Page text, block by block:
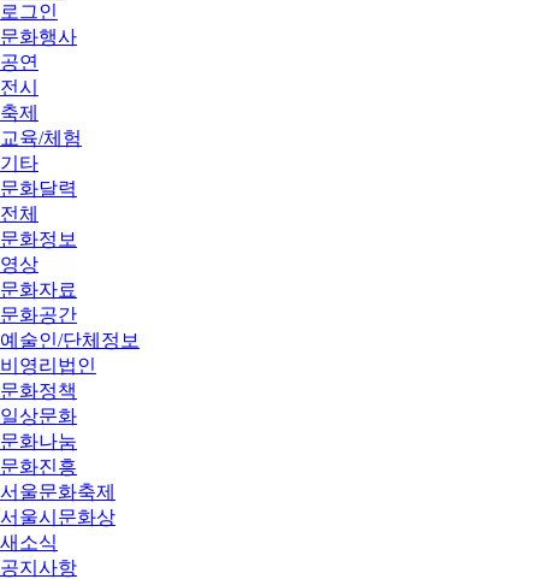
로그인
문화행사
공연
전시
축제
교육/체험
기타
문화달력
전체
문화정보
영상
문화자료
문화공간
예술인/단체정보
비영리법인
문화정책
일상문화
문화나눔
문화진흥
서울문화축제
서울시문화상
새소식
공지사항